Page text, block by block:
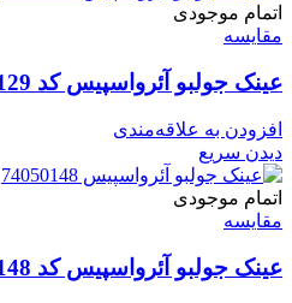
اتمام موجودی
مقایسه
عینک جولبو آئرواسپیس کد 74073129
افزودن به علاقه‌مندی
دیدن سریع
اتمام موجودی
مقایسه
عینک جولبو آئرواسپیس کد 74050148